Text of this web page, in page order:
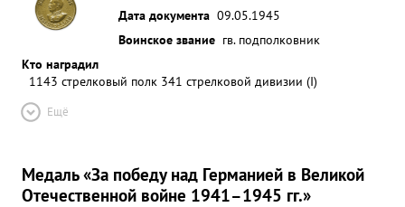
Дата документа 09.05.1945
Воинское звание гв. подполковник
Кто наградил
1143 стрелковый полк 341 стрелковой дивизии (I)
Ещё
Медаль «За победу над Германией в Великой
Отечественной войне 1941–1945 гг.»